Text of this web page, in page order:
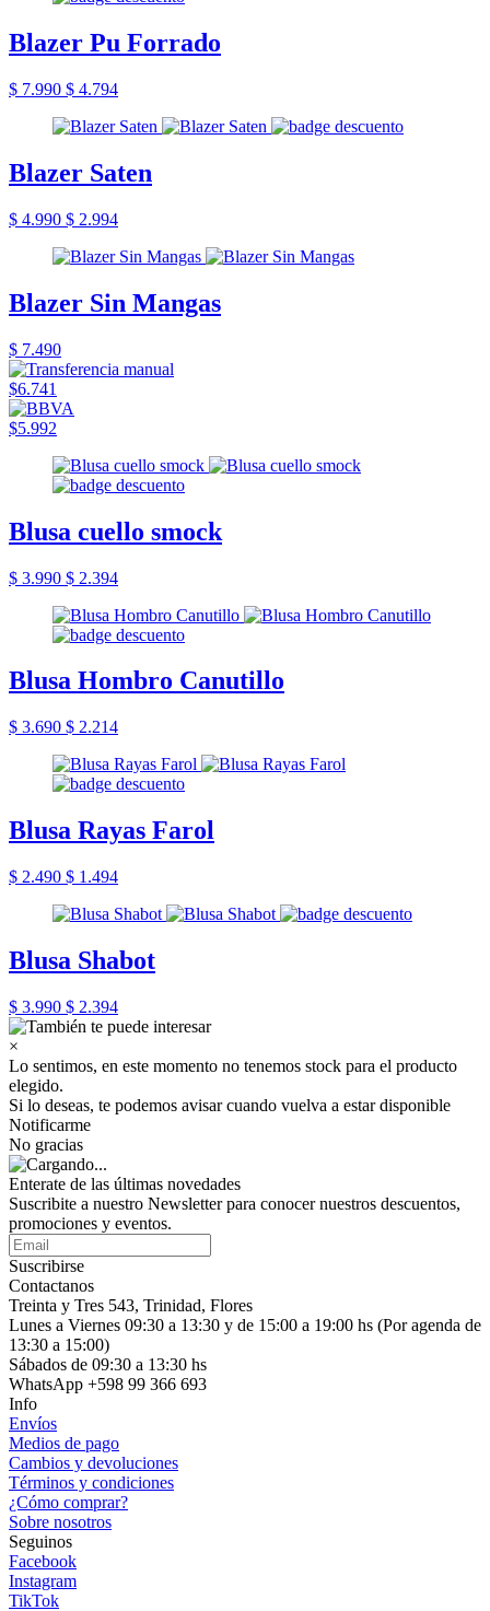
Blazer Pu Forrado
$ 7.990 $ 4.794
Blazer Saten
$ 4.990 $ 2.994
Blazer Sin Mangas
$ 7.490
$6.741
$5.992
Blusa cuello smock
$ 3.990 $ 2.394
Blusa Hombro Canutillo
$ 3.690 $ 2.214
Blusa Rayas Farol
$ 2.490 $ 1.494
Blusa Shabot
$ 3.990 $ 2.394
×
Lo sentimos, en este momento no tenemos stock para el producto
elegido.
Si lo deseas, te podemos avisar cuando vuelva a estar disponible
Notificarme
No gracias
Enterate de las últimas novedades
Suscribite a nuestro Newsletter para conocer nuestros descuentos,
promociones y eventos.
Suscribirse
Contactanos
Treinta y Tres 543, Trinidad, Flores
Lunes a Viernes 09:30 a 13:30 y de 15:00 a 19:00 hs (Por agenda de
13:30 a 15:00)
Sábados de 09:30 a 13:30 hs
WhatsApp +598 99 366 693
Info
Envíos
Medios de pago
Cambios y devoluciones
Términos y condiciones
¿Cómo comprar?
Sobre nosotros
Seguinos
Facebook
Instagram
TikTok